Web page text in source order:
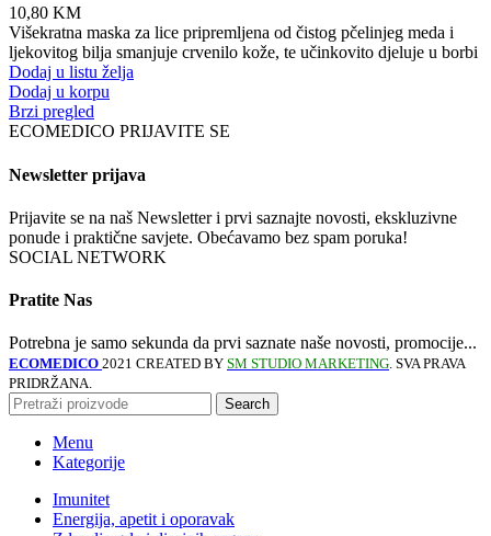
10,80 KM
Višekratna maska za lice pripremljena od čistog pčelinjeg meda i
ljekovitog bilja smanjuje crvenilo kože, te učinkovito djeluje u borbi
Dodaj u listu želja
Dodaj u korpu
Brzi pregled
ECOMEDICO PRIJAVITE SE
Newsletter prijava
Prijavite se na naš Newsletter i prvi saznajte novosti, ekskluzivne
ponude i praktične savjete. Obećavamo bez spam poruka!
SOCIAL NETWORK
Pratite Nas
Potrebna je samo sekunda da prvi saznate naše novosti, promocije...
ECOMEDICO 2021 CREATED BY SM STUDIO MARKETING. SVA PRAVA
PRIDRŽANA.
Search
Menu
Kategorije
Imunitet
Energija, apetit i oporavak